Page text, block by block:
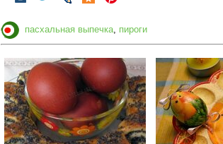
пасхальная выпечка пироги